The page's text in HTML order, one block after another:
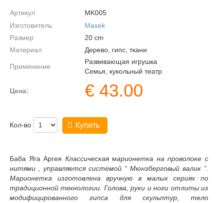
Артикул
MK005
Изготовитель
Masek
Размер
20 cm
Материал
Дерево, гипс, ткани
Применение
Развивающая игрушка
Семья, кукольный театр
Цена: € 43.00
Кол-во Купить
Баба Яга Аргея Классическаямарионетка на проволоке с
нитями , управляется системой “ Мюнзберговый валик ”.
Марионетка изготовлена вручную в малых сериях по
традиционной технологии. Голова, руки и ноги отлиты из
модифицированного гипса для скульптур, тело